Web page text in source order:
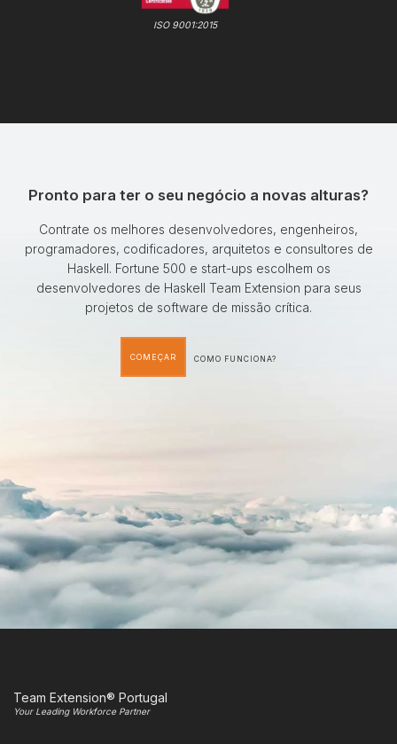
ISO 9001:2015
Pronto para ter o seu negócio a novas alturas?
Contrate os melhores desenvolvedores, engenheiros,
programadores, codificadores, arquitetos e consultores de
Haskell. Fortune 500 e start-ups escolhem os
desenvolvedores de Haskell Team Extension para seus
projetos de software de missão crítica.
COMEÇAR COMO FUNCIONA?
Team Extension® Portugal
Your Leading Workforce Partner